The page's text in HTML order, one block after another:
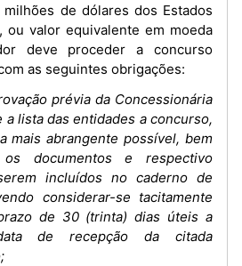
de dólares dos Estados
ou valor equivalente em moeda
deve proceder a concurso
as seguintes obrigações:
prévia da Concessionária
a lista das entidades a concurso,
mais abrangente possível, bem
documentos e respectivo
incluídos no caderno de
considerar-se tacitamente
de 30 (trinta) dias úteis a
de recepção da citada